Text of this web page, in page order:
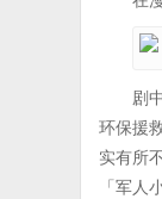
剧
环保援
实有所
「军